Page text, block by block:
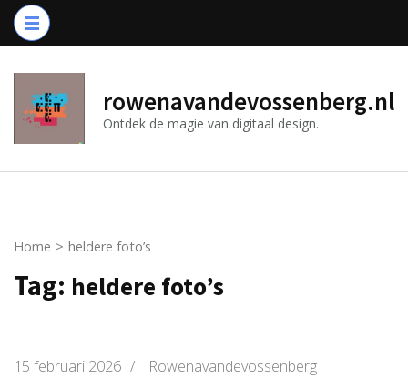
Ga
naar
(druk
Enter)
rowenavandevossenberg.nl
Ontdek de magie van digitaal design.
Home > heldere foto’s
Tag: heldere foto’s
15 februari 2026 / Rowenavandevossenberg